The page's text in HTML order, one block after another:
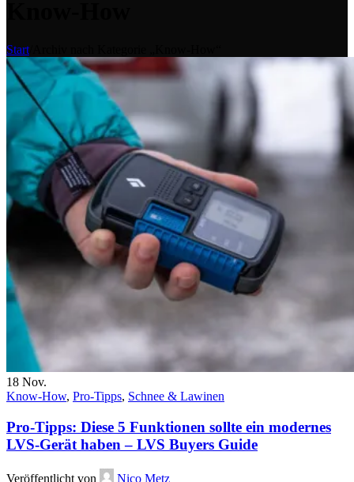
Start
18 Nov.
Know-How, Pro-Tipps, Schnee & Lawinen
Pro-Tipps: Diese 5 Funktionen sollte ein modernes
LVS-Gerät haben – LVS Buyers Guide
Veröffentlicht von
Nico Metz